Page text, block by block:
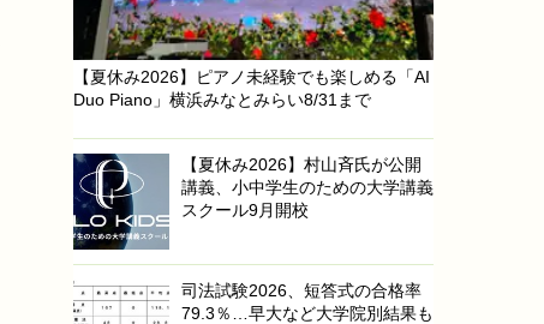
【夏休み2026】ピアノ未経験でも楽しめる「AI
Duo Piano」横浜みなとみらい8/31まで
【夏休み2026】村山斉氏が公開
講義、小中学生のための大学講義
スクール9月開校
司法試験2026、短答式の合格率
79.3％…早大など大学院別結果も